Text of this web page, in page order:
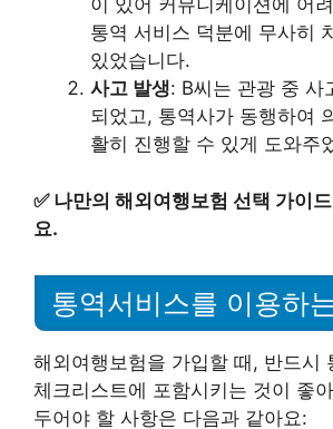
이 있어 커뮤니케이션에 어
통역 서비스 덕분에 무사히
있었습니다.
사고 발생: B씨는 관광 중 사
되었고, 통역사가 동행하여
활히 진행할 수 있게 도와주
✅ 나만의 해외여행보험 선택 가이
요.
통역서비스를 이용하
해외여행보험을 가입할 때, 반드시
체크리스트에 포함시키는 것이 좋
두어야 할 사항은 다음과 같아요: